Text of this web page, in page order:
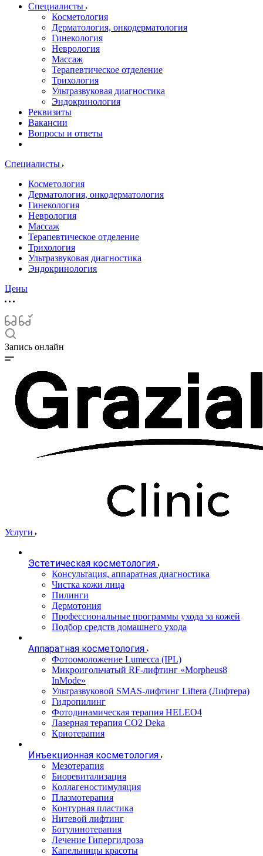
Специалисты
Косметология
Дерматология, онкодерматология
Гинекология
Неврология
Массаж
Терапевтическое отделение
Трихология
Ультразвуковая диагностика
Эндокринология
Реквизиты
Вакансии
Вопросы и ответы
Специалисты
Косметология
Дерматология, онкодерматология
Гинекология
Неврология
Массаж
Терапевтическое отделение
Трихология
Ультразвуковая диагностика
Эндокринология
Цены
Запись онлайн
Услуги
Эстетическая косметология
Консультация, аппаратная диагностика
Чистка кожи лица
Пилинги
Дермотония
Профессиональные программы ухода за кожей
Подбор средств домашнего ухода
Аппаратная косметология
Фотоомоложение Lumecca (IPL)
Микроигольчатый RF-лифтинг «Morpheus8
InMode»
Ультразвуковой SMAS-лифтинг Liftera (Лифтера)
Гидропилинг
Фотодинамическая терапия HELEO4
Лазерная терапия CO2 Deka
Криотерапия
Инъекционная косметология
Мезотерапия
Биоревитализация
Коллагеностимуляция
Плазмотерапия
Контурная пластика
Нитевой лифтинг
Ботулинотерапия
Лечение Гипергидроза
Капельницы красоты